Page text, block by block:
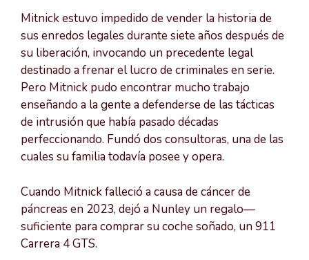
Mitnick estuvo impedido de vender la historia de
sus enredos legales durante siete años después de
su liberación, invocando un precedente legal
destinado a frenar el lucro de criminales en serie.
Pero Mitnick pudo encontrar mucho trabajo
enseñando a la gente a defenderse de las tácticas
de intrusión que había pasado décadas
perfeccionando. Fundó dos consultoras, una de las
cuales su familia todavía posee y opera.
Cuando Mitnick falleció a causa de cáncer de
páncreas en 2023, dejó a Nunley un regalo—
suficiente para comprar su coche soñado, un 911
Carrera 4 GTS.